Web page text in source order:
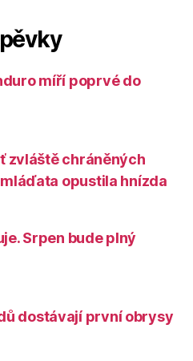
míří poprvé do
zvláště chráněných
opustila hnízda
Srpen bude plný
dostávají první obrysy